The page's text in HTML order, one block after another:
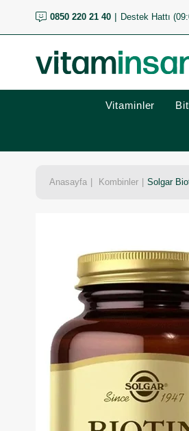
0850 220 21 40 Destek Hattı
Vitaminler
Anasayfa Kombinler Solgar